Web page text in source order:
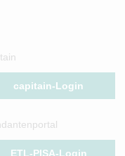
capitain-Login
ETL-PISA-Login